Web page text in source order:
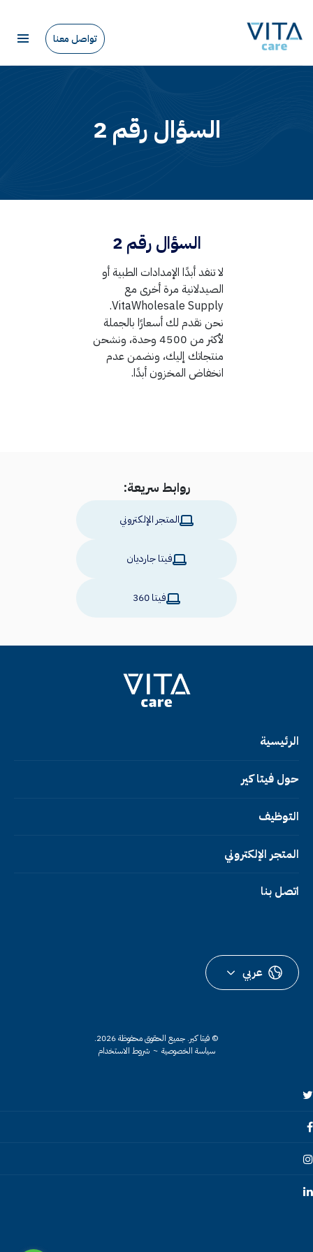
تواصل معنا
السؤال رقم 2
السؤال رقم 2
لا تنفد أبدًا الإمدادات الطبية أو
الصيدلانية مرة أخرى مع
VitaWholesale Supply.
نحن نقدم لك أسعارًا بالجملة
لأكثر من 4500 وحدة، ونشحن
منتجاتك إليك، ونضمن عدم
انخفاض المخزون أبدًا.
روابط سريعة:
المتجر الإلكتروني
فيتا جارديان
فيتا 360
الرئيسية
حول فيتا كير
التوظيف
المتجر الإلكتروني
اتصل بنا
عربي
© فيتا كير. جميع الحقوق محفوظة 2026.
سياسة الخصوصية ~ شروط الاستخدام
Twitter
Facebook
Instagram
Linkedin